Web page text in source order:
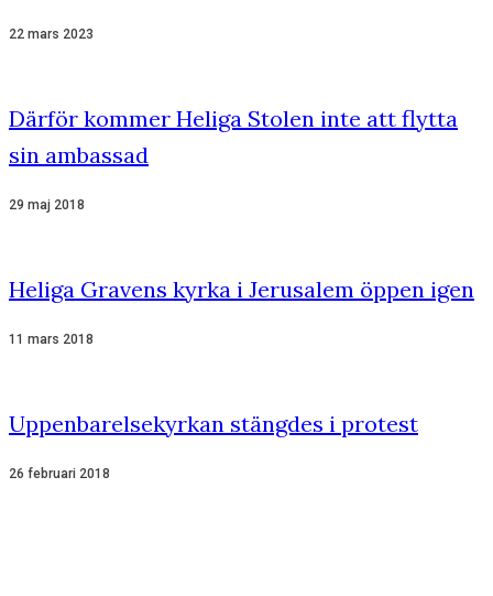
22 mars 2023
Därför kommer Heliga Stolen inte att flytta
sin ambassad
29 maj 2018
Heliga Gravens kyrka i Jerusalem öppen igen
11 mars 2018
Uppenbarelsekyrkan stängdes i protest
26 februari 2018